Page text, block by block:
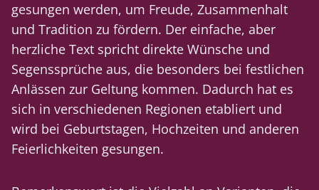
gesungen werden, um Freude, Zusammenhalt
und Tradition zu fördern. Der einfache, aber
herzliche Text spricht direkte Wünsche und
Segenssprüche aus, die besonders bei festlichen
Anlässen zur Geltung kommen. Dadurch hat es
sich in verschiedenen Regionen etabliert und
wird bei Geburtstagen, Hochzeiten und anderen
Feierlichkeiten gesungen.